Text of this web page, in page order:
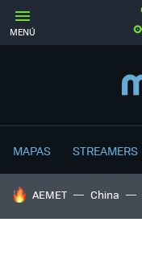
MENÚ
MAPAS STREAMERS
HOY SE HABLA DE
AEMET China